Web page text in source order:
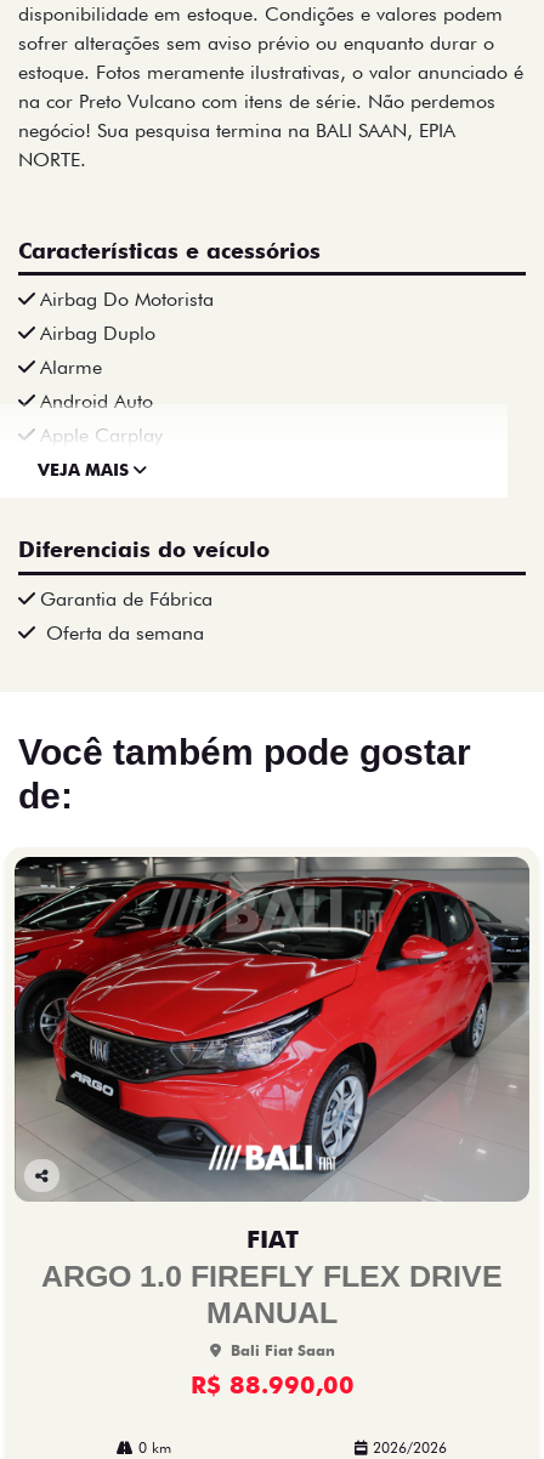
disponibilidade em estoque. Condições e valores podem
sofrer alterações sem aviso prévio ou enquanto durar o
estoque. Fotos meramente ilustrativas, o valor anunciado é
na cor Preto Vulcano com itens de série. Não perdemos
negócio! Sua pesquisa termina na BALI SAAN, EPIA
NORTE.
Características e acessórios
Airbag Do Motorista
Airbag Duplo
Alarme
Android Auto
Apple Carplay
VEJA MAIS
Diferenciais do veículo
Garantia de Fábrica
Oferta da semana
Você também pode gostar
de:
Co
lhe
FIAT
ARGO 1.0 FIREFLY FLEX DRIVE
MANUAL
Bali Fiat Saan
R$ 88.990,00
0 km 2026/2026